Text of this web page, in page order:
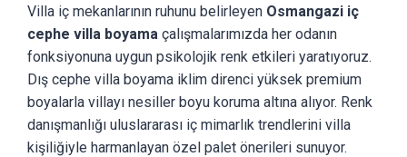
Villa iç mekanlarının ruhunu belirleyen Osmangazi iç
cephe villa boyama çalışmalarımızda her odanın
fonksiyonuna uygun psikolojik renk etkileri yaratıyoruz.
Dış cephe villa boyama iklim direnci yüksek premium
boyalarla villayı nesiller boyu koruma altına alıyor. Renk
danışmanlığı uluslararası iç mimarlık trendlerini villa
kişiliğiyle harmanlayan özel palet önerileri sunuyor.